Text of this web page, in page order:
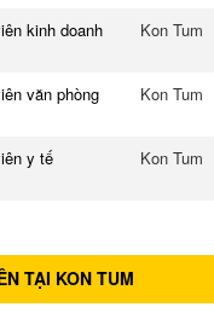
kinh doanh Kon Tum
văn phòng Kon Tum
y tế Kon Tum
TẠI KON TUM